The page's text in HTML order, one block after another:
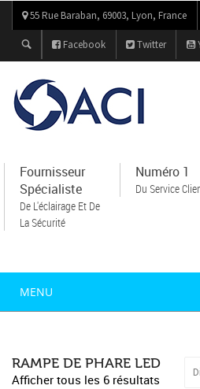
55 Rue Baraban, 69003, Lyon, France
Facebook Twitter
Fournisseur
Spécialiste
De L'éclairage Et De
La Sécurité
Numéro 1
Du Service
MENU
RAMPE DE PHARE LED
Afficher tous les 6 résultats